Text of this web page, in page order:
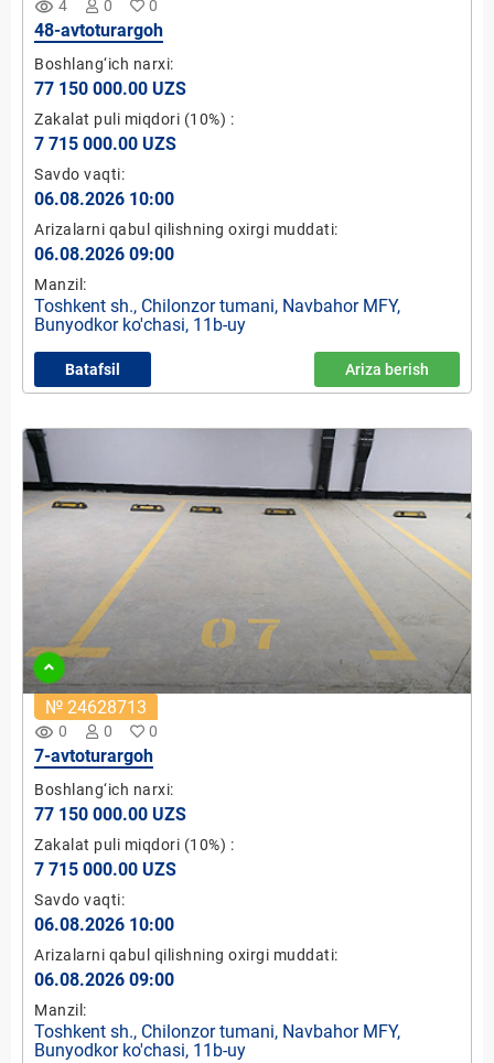
remove_red_eye 4 0 0
48-avtoturargoh
Boshlang‘ich narxi:
77 150 000.00 UZS
Zakalat puli miqdori (10%) :
7 715 000.00 UZS
Savdo vaqti:
06.08.2026 10:00
Arizalarni qabul qilishning oxirgi muddati:
06.08.2026 09:00
Manzil:
Toshkent sh., Chilonzor tumani, Navbahor MFY,
Bunyodkor ko'chasi, 11b-uy
Batafsil Ariza berish
remove_red_eye 0 0 0
№ 24628713
7-avtoturargoh
Boshlang‘ich narxi:
77 150 000.00 UZS
Zakalat puli miqdori (10%) :
7 715 000.00 UZS
Savdo vaqti:
06.08.2026 10:00
Arizalarni qabul qilishning oxirgi muddati:
06.08.2026 09:00
Manzil:
Toshkent sh., Chilonzor tumani, Navbahor MFY,
Bunyodkor ko'chasi, 11b-uy